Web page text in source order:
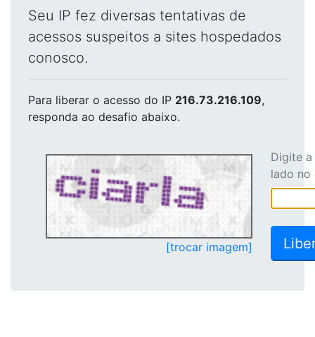
Seu IP fez diversas tentativas de
acessos suspeitos a sites hospedados
conosco.
Para liberar o acesso do IP 216.73.216.109,
responda ao desafio abaixo.
[trocar imagem]
Digite
lado no